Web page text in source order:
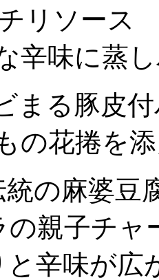
リソース
辛味に蒸
まる豚皮
の花捲を
の麻婆豆
の親子チャ
辛味が広